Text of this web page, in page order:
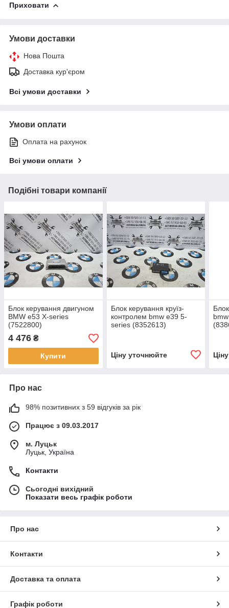
Приховати
Умови доставки
Нова Пошта
Доставка кур'єром
Всі умови доставки
Умови оплати
Оплата на рахунок
Всі умови оплати
Подібні товари компанії
Блок керування двигуном
BMW e53 X-series
(7522800)
4 476 ₴
Купити
Блок керування круїз-
контролем bmw e39 5-
series (8352613)
Ціну уточнюйте
Про нас
98% позитивних з 59 відгуків за рік
Працює з 09.03.2017
м. Луцьк
Луцьк, Україна
Контакти
Сьогодні вихідний
Показати весь графік роботи
Про нас
Контакти
Доставка та оплата
Графік роботи